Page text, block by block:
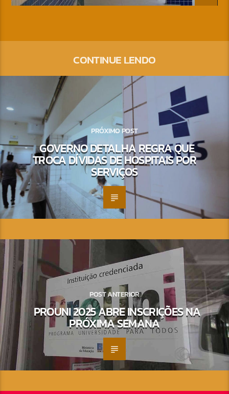
CONTINUE LENDO
PRÓXIMO POST
GOVERNO DETALHA REGRA QUE
TROCA DÍVIDAS DE HOSPITAIS POR
SERVIÇOS
POST ANTERIOR
PROUNI 2025 ABRE INSCRIÇÕES NA
PRÓXIMA SEMANA